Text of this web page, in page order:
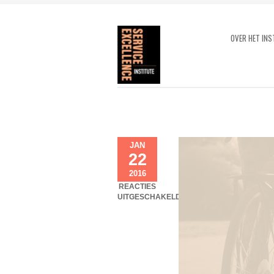
OVER HET
JAN
22
2016
REACTIES
UITGESCHAKELD